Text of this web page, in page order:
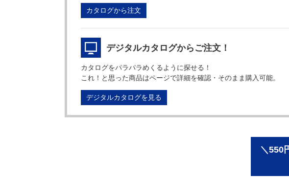
カタログから注文
デジタルカタログからご注文！
カタログをパラパラめくるように探せる！
これ！と思った商品はページで詳細を確認・そのまま購入可能。
デジタルカタログを見る
＼550